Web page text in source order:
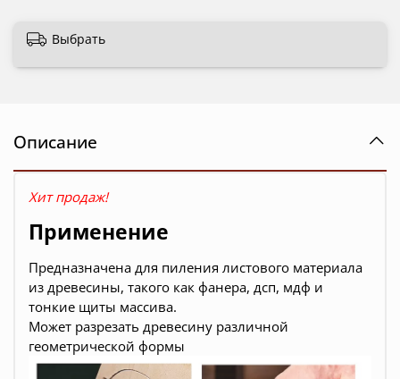
Выбрать
Описание
Хит продаж!
Применение
Предназначена для пиления листового материала
из древесины, такого как фанера, дсп, мдф и
тонкие щиты массива.
Может разрезать древесину различной
геометрической формы